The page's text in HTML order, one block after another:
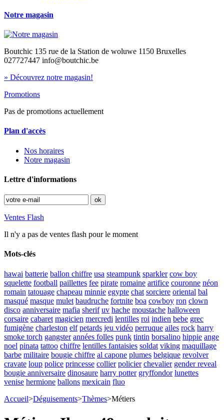
Notre magasin
Boutchic 135 rue de la Station de woluwe 1150 Bruxelles
027727447 info@boutchic.be
» Découvrez notre magasin!
Promotions
Pas de promotions actuellement
Plan d'accès
Nos horaires
Notre magasin
Lettre d'informations
Ventes Flash
Il n'y a pas de ventes flash pour le moment
Mots-clés
hawai batterie ballon chiffre usa steampunk sparkler cow boy
squelette football paillettes fee pirate romaine artifice couronne néon
romain tatouage chapeau minnie egypte chat sorciere oriental bal
masqué masque mulet baudruche fortnite boa cowboy ron clown
disco anniversaire mafia sherif uv hache moustache halloween
corsaire cabaret magicien mercredi lentilles roi indien bebe grec
fumigène charleston elf petards jeu vidéo perruque ailes rock harry
smoke torch gangster années folles punk tintin borsalino hippie ange
noel pinata tattoo chiffre lentilles fantaisies soldat viking maquillage
barbe militaire bougie chiffre al capone plumes belgique revolver
cravate loup police princesse collier policier chevalier gender reveal
bougie anniversaire dinosaure harry potter gryffondor lunettes
venise hermione ballons mexicain fluo
Accueil>Déguisements>Thèmes>Métiers